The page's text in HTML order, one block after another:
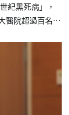
紀黑死病」，
醫院超過百名服
看來，愛滋感染
師李佳雯表
成大醫院1988
1400多名感染
10年，最久超過